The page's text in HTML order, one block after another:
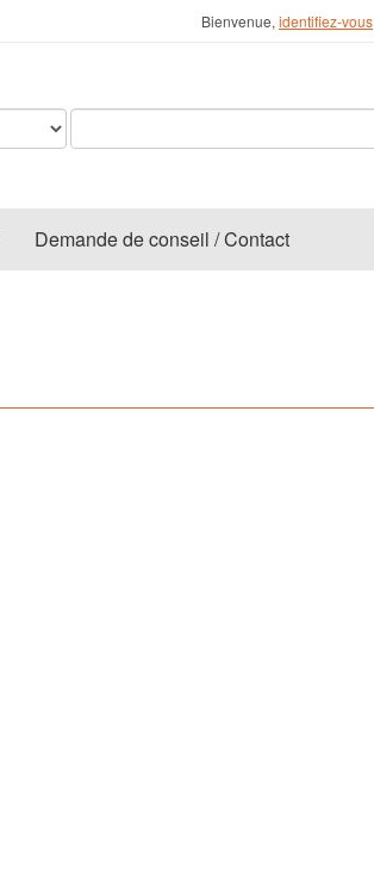
Bienvenue, identifiez-vous
Demande de conseil / Contact